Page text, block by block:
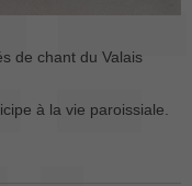
de chant du Valais
à la vie paroissiale.